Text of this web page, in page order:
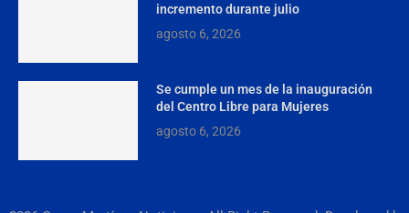
incremento durante julio
agosto 6, 2026
Se cumple un mes de la inauguración
del Centro Libre para Mujeres
agosto 6, 2026